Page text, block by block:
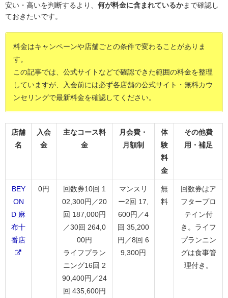
安い・高いを判断するより、 何が料金に含まれているかまで確認し
ておきたいです。
料金はキャンペーンや店舗ごとの条件で変わることがありま
す。
この記事では、公式サイトなどで確認できた範囲の料金を整理
していますが、入会前には必ず各店舗の公式サイト・無料カウ
ンセリングで最新料金を確認してください。
店舗
名
入会
金
主なコース料
金
月会費・
月額制
体
験
料
金
その他費
用・補足
BEY
ON
D 麻
布十
番店
0円
回数券10回 1
02,300円／20
回 187,000円
／30回 264,0
00円
ライフプラン
ニング16回 2
90,400円／24
回 435,600円
マンスリ
ー2回 17,
600円／4
回 35,200
円／8回 6
9,300円
無
料
回数券はア
フタープロ
テイン付
き。ライフ
プランニン
グは食事管
理付き。